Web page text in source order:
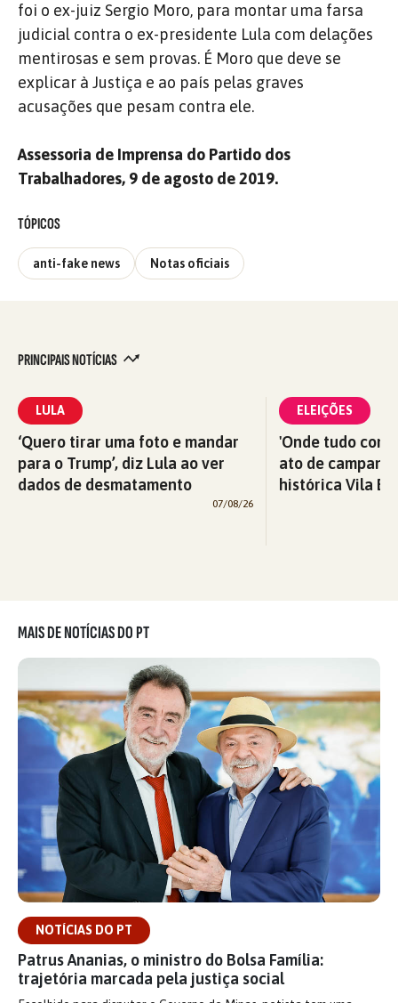
foi o ex-juiz Sergio Moro, para montar uma farsa
judicial contra o ex-presidente Lula com delações
mentirosas e sem provas. É Moro que deve se
explicar à Justiça e ao país pelas graves
acusações que pesam contra ele.
Assessoria de Imprensa do Partido dos
Trabalhadores, 9 de agosto de 2019.
TÓPICOS
anti-fake news Notas oficiais
PRINCIPAIS NOTÍCIAS
LULA
‘Quero tirar uma foto e mandar
para o Trump’, diz Lula ao ver
dados de desmatamento
07/08/26
ELEIÇÕES
'Onde tudo
ato de
histórica Vila
MAIS DE NOTÍCIAS DO PT
NOTÍCIAS DO PT
Patrus Ananias, o ministro do Bolsa Família:
trajetória marcada pela justiça social